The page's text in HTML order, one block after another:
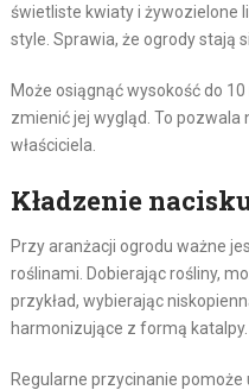
świetliste kwiaty i żywozielone
style. Sprawia, że ogrody stają
Może osiągnąć wysokość do
zmienić jej wygląd. To pozwala
właściciela.
Kładzenie
Przy aranżacji ogrodu ważne
roślinami. Dobierając rośliny,
przykład, wybierając
harmonizujące z formą katalpy.
Regularne przycinanie